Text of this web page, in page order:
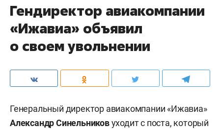
Гендиректор авиакомпании
«Ижавиа» объявил
о своем увольнении
Генеральный директор авиакомпании «Ижавиа»
Александр Синельниковуходит с поста, который